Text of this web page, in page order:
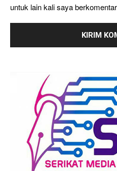
untuk lain kali saya